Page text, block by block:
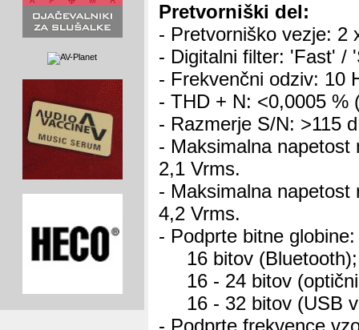
Pretvorniški del:
- Pretvorniško vezje: 2
- Digitalni filter: 'Fast' /
- Frekvenčni odziv: 10
- THD + N: <0,0005 %
- Razmerje S/N: >115
- Maksimalna napetost
2,1 Vrms.
- Maksimalna napetost
4,2 Vrms.
- Podprte bitne globine:
16 bitov (Bluetooth);
16 - 24 bitov (optični
16 - 32 bitov (USB
- Podprte frekvence